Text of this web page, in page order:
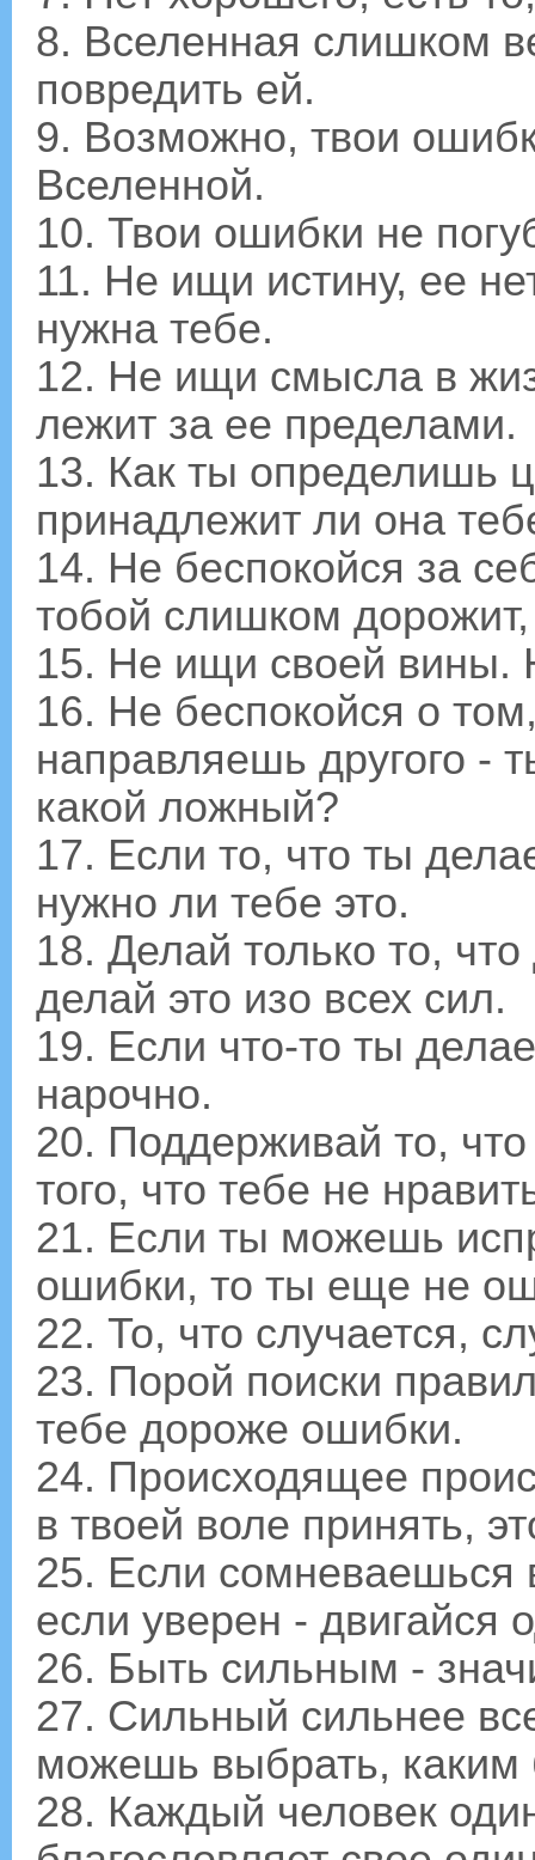
8. Вселенная слишком
повредить ей.
9. Возможно, твои
Вселенной.
10. Твои ошибки не
11. Не ищи истину, ее
нужна тебе.
12. Не ищи смысла в
лежит за ее пределами.
13. Как ты определишь
принадлежит ли она
14. Не беспокойся за
тобой слишком
15. Не ищи своей вины.
16. Не беспокойся о
направляешь другого -
какой ложный?
17. Если то, что ты
нужно ли тебе это.
18. Делай только то,
делай это изо всех сил.
19. Если что-то ты
нарочно.
20. Поддерживай то, что
того, что тебе не
21. Если ты можешь
ошибки, то ты еще не
22. То, что случается,
23. Порой поиски
тебе дороже ошибки.
24. Происходящее
в твоей воле принять,
25. Если сомневаешься
если уверен - двигайся
26. Быть сильным -
27. Сильный сильнее
можешь выбрать, каким
28. Каждый человек